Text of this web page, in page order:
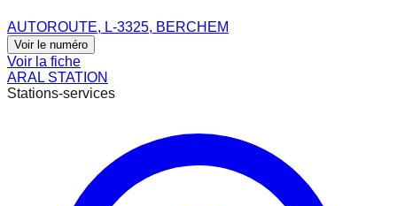
AUTOROUTE, L-3325, BERCHEM
Voir le numéro
Voir la fiche
ARAL STATION
Stations-services